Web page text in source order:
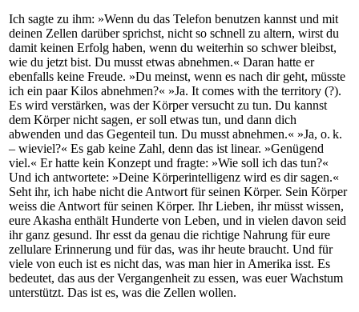
Ich sagte zu ihm: »Wenn du das Telefon benutzen kannst und mit
deinen Zellen darüber sprichst, nicht so schnell zu altern, wirst du
damit keinen Erfolg haben, wenn du weiterhin so schwer bleibst,
wie du jetzt bist. Du musst etwas abnehmen.« Daran hatte er
ebenfalls keine Freude. »Du meinst, wenn es nach dir geht, müsste
ich ein paar Kilos abnehmen?« »Ja. It comes with the territory (?).
Es wird verstärken, was der Körper versucht zu tun. Du kannst
dem Körper nicht sagen, er soll etwas tun, und dann dich
abwenden und das Gegenteil tun. Du musst abnehmen.« »Ja, o. k.
– wieviel?« Es gab keine Zahl, denn das ist linear. »Genügend
viel.« Er hatte kein Konzept und fragte: »Wie soll ich das tun?«
Und ich antwortete: »Deine Körperintelligenz wird es dir sagen.«
Seht ihr, ich habe nicht die Antwort für seinen Körper. Sein Körper
weiss die Antwort für seinen Körper. Ihr Lieben, ihr müsst wissen,
eure Akasha enthält Hunderte von Leben, und in vielen davon seid
ihr ganz gesund. Ihr esst da genau die richtige Nahrung für eure
zellulare Erinnerung und für das, was ihr heute braucht. Und für
viele von euch ist es nicht das, was man hier in Amerika isst. Es
bedeutet, das aus der Vergangenheit zu essen, was euer Wachstum
unterstützt. Das ist es, was die Zellen wollen.